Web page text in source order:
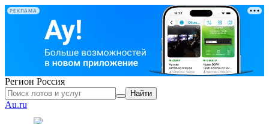
РЕКЛАМА
Регион Россия
Найти
Au.ru